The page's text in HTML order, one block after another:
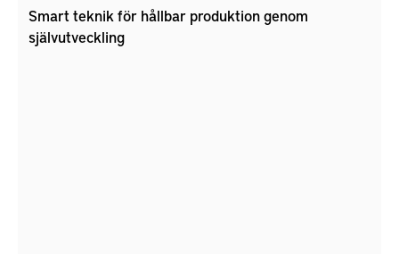
Smart teknik för hållbar produktion genom
självutveckling